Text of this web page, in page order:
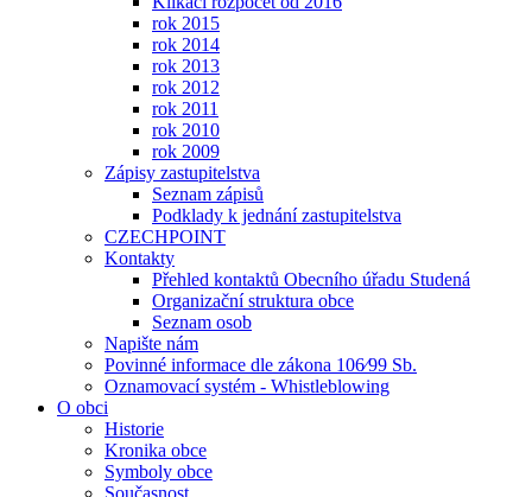
rok 2015
rok 2014
rok 2013
rok 2012
rok 2011
rok 2010
rok 2009
Zápisy zastupitelstva
Seznam zápisů
Podklady k jednání zastupitelstva
CZECHPOINT
Kontakty
Přehled kontaktů Obecního úřadu Studená
Organizační struktura obce
Seznam osob
Napište nám
Povinné informace dle zákona 106⁄99 Sb.
Oznamovací systém - Whistleblowing
O obci
Historie
Kronika obce
Symboly obce
Současnost